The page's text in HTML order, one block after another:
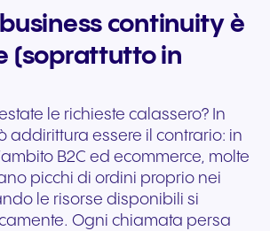
continuity è
(soprattutto in
le richieste calassero? In
addirittura essere il contrario: in
B2C ed ecommerce, molte
picchi di ordini proprio nei
le risorse disponibili si
Ogni chiamata persa